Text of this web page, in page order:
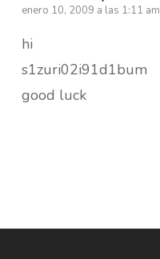
enero 10, 2009 a las 1:11 am
hi
s1zuri02i91d1bum
good luck